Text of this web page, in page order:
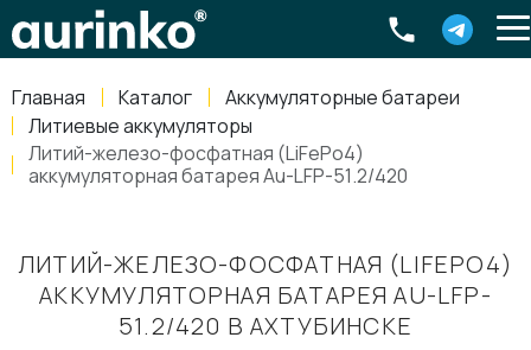
Главная Каталог
Аккумуляторные батареи
Литиевые аккумуляторы
Литий-железо-фосфатная (LiFePo4)
аккумуляторная батарея Au-LFP-51.2/420
ЛИТИЙ-ЖЕЛЕЗО-ФОСФАТНАЯ (LIFEPO4)
АККУМУЛЯТОРНАЯ БАТАРЕЯ AU-LFP-
51.2/420 В АХТУБИНСКЕ
Россия, Свердловская область Екатеринбург ,
8-800-770-79-40